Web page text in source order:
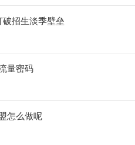
招生淡季壁垒
量密码
怎么做呢